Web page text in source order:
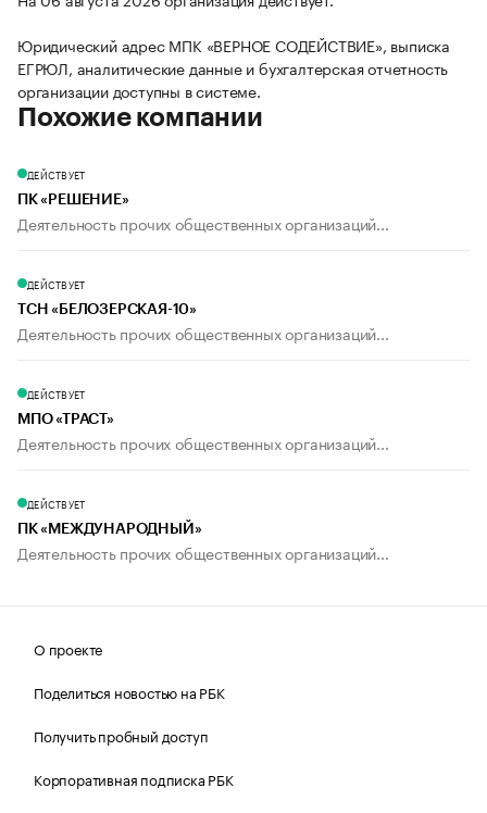
Юридический адрес МПК «ВЕРНОЕ СОДЕЙСТВИЕ», выписка
ЕГРЮЛ, аналитические данные и бухгалтерская отчетность
организации доступны в системе.
Похожие компании
ДЕЙСТВУЕТ
ПК «РЕШЕНИЕ»
Деятельность прочих общественных организаций...
ДЕЙСТВУЕТ
ТСН «БЕЛОЗЕРСКАЯ-10»
Деятельность прочих общественных организаций...
ДЕЙСТВУЕТ
МПО «ТРАСТ»
Деятельность прочих общественных организаций...
ДЕЙСТВУЕТ
ПК «МЕЖДУНАРОДНЫЙ»
Деятельность прочих общественных организаций...
О проекте
Поделиться новостью на РБК
Получить пробный доступ
Корпоративная подписка РБК